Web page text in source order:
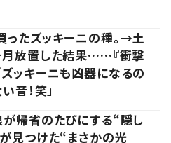
ったズッキーニの種。→土
月放置した結果……『衝撃
ズッキーニも凶器になるの
い音！笑」
帰省のたびにする“隠し
見つけた“まさかの光